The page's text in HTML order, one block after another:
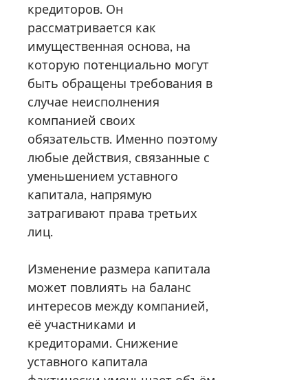
кредиторов. Он
рассматривается как
имущественная основа, на
которую потенциально могут
быть обращены требования в
случае неисполнения
компанией своих
обязательств. Именно поэтому
любые действия, связанные с
уменьшением уставного
капитала, напрямую
затрагивают права третьих
лиц.
Изменение размера капитала
может повлиять на баланс
интересов между компанией,
её участниками и
кредиторами. Снижение
уставного капитала